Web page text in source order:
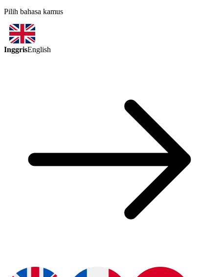
Pilih bahasa kamus
InggrisEnglish